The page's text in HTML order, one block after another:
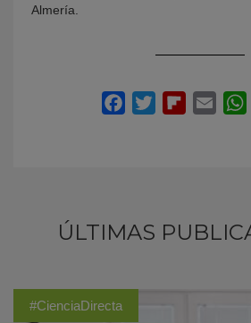
Almería.
ÚLTIMAS
#CienciaDirecta